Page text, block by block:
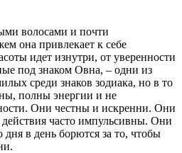
волосами и почти
она привлекает к себе
идет изнутри, от уверенности
под знаком Овна, – одни из
среди знаков зодиака, но в то
полны энергии и не
Они честны и искренни. Они
часто импульсивны. Они
в день борются за то, чтобы